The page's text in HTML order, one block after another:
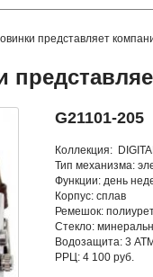
представляет
G21101-205
Коллекция:
Тип механизма:
Функции: день
Корпус: сплав
Ремешок:
Стекло:
Водозащита: 3 АТМ
РРЦ: 4 100 руб.